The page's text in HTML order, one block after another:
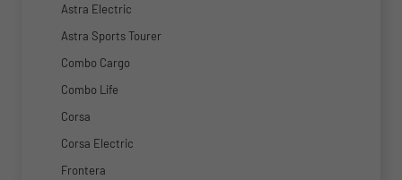
Astra Electric
Astra Sports Tourer
Combo Cargo
Combo Life
Corsa
Corsa Electric
Frontera